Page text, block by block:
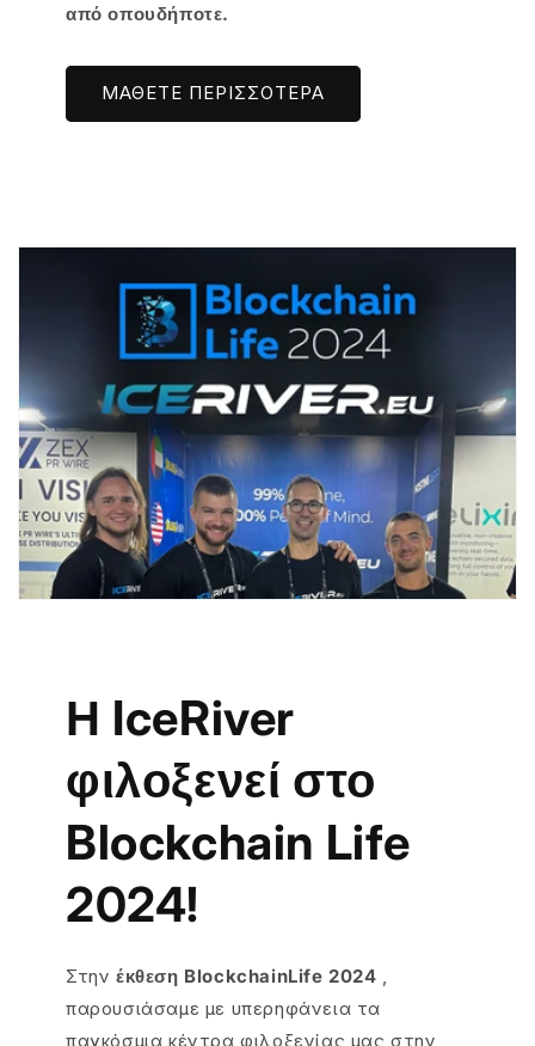
από οπουδήποτε.
ΜΑΘΕΤΕ ΠΕΡΙΣΣΟΤΕΡΑ
Η IceRiver
φιλοξενεί στο
Blockchain Life
2024!
Στην έκθεση BlockchainLife 2024 ,
παρουσιάσαμε με υπερηφάνεια τα
παγκόσμια κέντρα φιλοξενίας μας στην